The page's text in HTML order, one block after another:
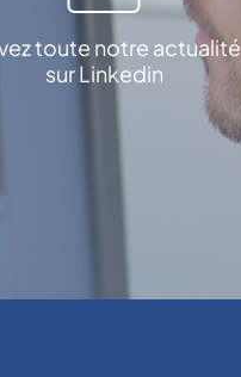
toute notre actualité
sur Linkedin